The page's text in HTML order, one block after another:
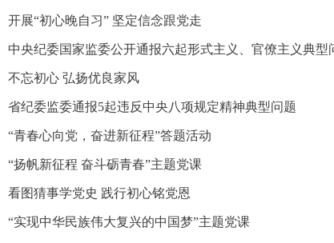
开展“初心晚自习” 坚定信念跟党走
中央纪委国家监委公开通报六起形式主义、官僚主义典型
不忘初心 弘扬优良家风
省纪委监委通报5起违反中央八项规定精神典型问题
“青春心向党，奋进新征程”答题活动
“扬帆新征程 奋斗砺青春”主题党课
看图猜事学党史 践行初心铭党恩
“实现中华民族伟大复兴的中国梦”主题党课